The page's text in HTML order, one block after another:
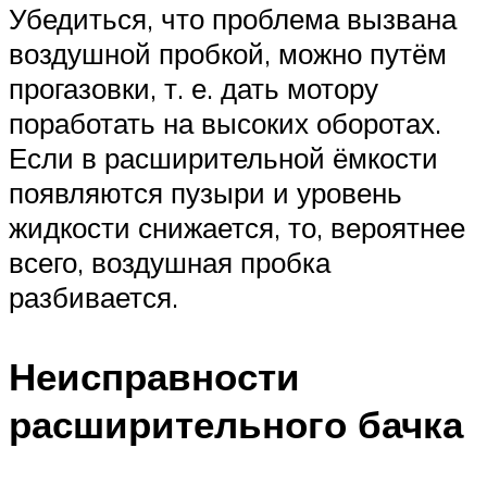
Убедиться, что проблема вызвана
воздушной пробкой, можно путём
прогазовки, т. е. дать мотору
поработать на высоких оборотах.
Если в расширительной ёмкости
появляются пузыри и уровень
жидкости снижается, то, вероятнее
всего, воздушная пробка
разбивается.
Неисправности
расширительного бачка